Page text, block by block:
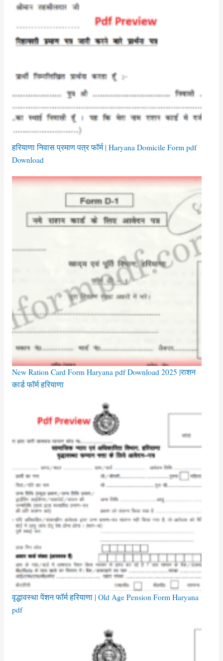
हरियाणा निवास प्रमाण पत्र फॉर्म | Haryana Domicile Form pdf
Download
New Ration Card Form Haryana pdf Download 2025 |राशन
कार्ड फॉर्म हरियाणा
वृद्धावस्था पेंशन फॉर्म हरियाणा | Old Age Pension Form Haryana
pdf